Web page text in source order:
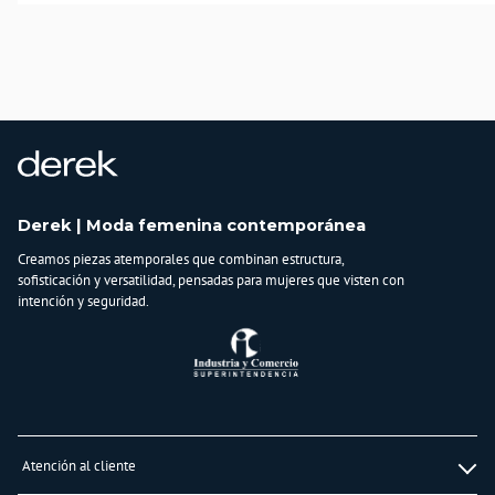
Cuidado y Lavado
100% algodon
Derek | Moda femenina contemporánea
Creamos piezas atemporales que combinan estructura,
sofisticación y versatilidad, pensadas para mujeres que visten con
intención y seguridad.
Atención al cliente